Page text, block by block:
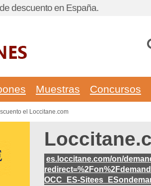
descuento en España.
Muestras Concursos
el Loccitane.com
es.loccitane.com/on/
OCC_ES-